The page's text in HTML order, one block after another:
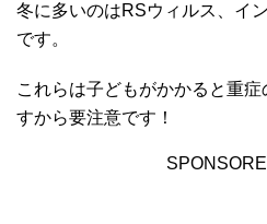
冬に多いのはRSウィルス、イ
です。
これらは子どもがかかると重
すから要注意です！